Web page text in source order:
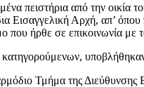
πειστήρια από την
Εισαγγελική Αρχή, απ’
που ήρθε σε επικοινωνία με
Τμήμα της